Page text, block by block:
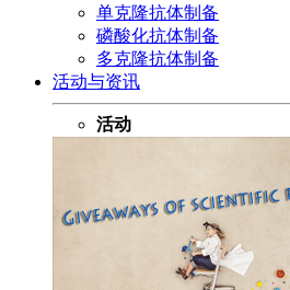
单克隆抗体制备
磷酸化抗体制备
多克隆抗体制备
活动与资讯
活动